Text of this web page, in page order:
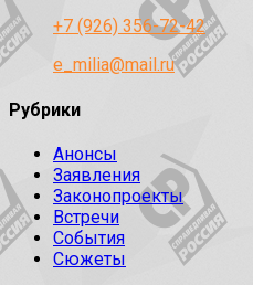
+7 (926) 356-72-42
e_milia@mail.ru
Рубрики
Анонсы
Заявления
Законопроекты
Встречи
События
Сюжеты